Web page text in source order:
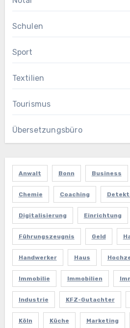
Schulen
Sport
Textilien
Tourismus
Übersetzungsbüro
Anwalt Bonn Business
Chemie Coaching
Digitalisierung Einrichtung
Führungszeugnis Geld
Handwerker Haus
Immobilie Immobilien
Industrie KFZ-Gutachter
Köln Küche Marketing